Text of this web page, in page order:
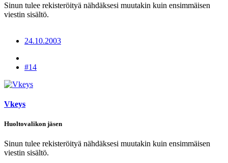
Sinun tulee rekisteröityä nähdäksesi muutakin kuin ensimmäisen
viestin sisältö.
24.10.2003
#14
Vkeys
Huoltovalikon jäsen
Sinun tulee rekisteröityä nähdäksesi muutakin kuin ensimmäisen
viestin sisältö.